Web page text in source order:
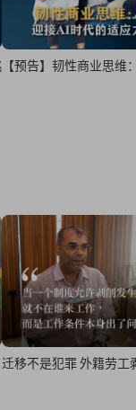
【预告】韧性商业思维
迁移不是犯罪 外籍劳工